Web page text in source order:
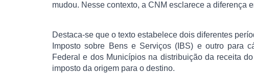
mudou. Nesse contexto, a CNM esclarece a diferença
Destaca-se que o texto estabelece dois diferentes
Imposto sobre Bens e Serviços (IBS) e outro para
Federal e dos Municípios na distribuição da receita
imposto da origem para o destino.